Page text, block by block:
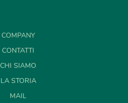
COMPANY
CONTATTI
CHI SIAMO
LA STORIA
MAIL